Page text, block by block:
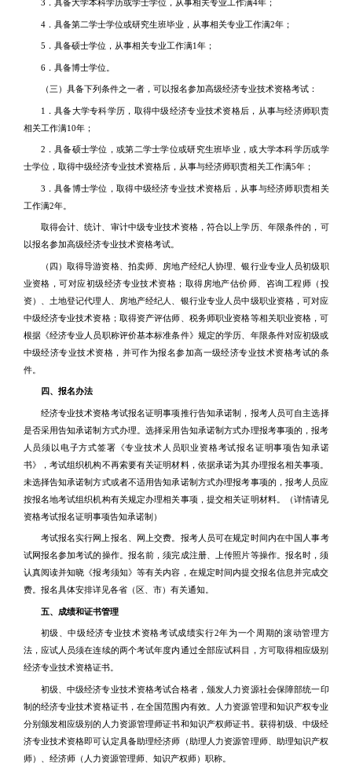
3．具备大学本科学历或学士学位，从事相关专业工作满4年；
4．具备第二学士学位或研究生班毕业，从事相关专业工作满2年；
5．具备硕士学位，从事相关专业工作满1年；
6．具备博士学位。
（三）具备下列条件之一者，可以报名参加高级经济专业技术资格考试：
1．具备大学专科学历，取得中级经济专业技术资格后，从事与经济师职责
相关工作满10年；
2．具备硕士学位，或第二学士学位或研究生班毕业，或大学本科学历或学
士学位，取得中级经济专业技术资格后，从事与经济师职责相关工作满5年；
3．具备博士学位，取得中级经济专业技术资格后，从事与经济师职责相关
工作满2年。
取得会计、统计、审计中级专业技术资格，符合以上学历、年限条件的，可
以报名参加高级经济专业技术资格考试。
（四）取得导游资格、拍卖师、房地产经纪人协理、银行业专业人员初级职
业资格，可对应初级经济专业技术资格；取得房地产估价师、咨询工程师（投
资）、土地登记代理人、房地产经纪人、银行业专业人员中级职业资格，可对应
中级经济专业技术资格；取得资产评估师、税务师职业资格等相关职业资格，可
根据《经济专业人员职称评价基本标准条件》规定的学历、年限条件对应初级或
中级经济专业技术资格，并可作为报名参加高一级经济专业技术资格考试的条
件。
四、报名办法
经济专业技术资格考试报名证明事项推行告知承诺制，报考人员可自主选择
是否采用告知承诺制方式办理。选择采用告知承诺制方式办理报考事项的，报考
人员须以电子方式签署《专业技术人员职业资格考试报名证明事项告知承诺
书》，考试组织机构不再索要有关证明材料，依据承诺为其办理报名相关事项。
未选择告知承诺制方式或者不适用告知承诺制方式办理报考事项的，报考人员应
按报名地考试组织机构有关规定办理相关事项，提交相关证明材料。（详情请见
资格考试报名证明事项告知承诺制）
考试报名实行网上报名、网上交费。报考人员可在规定时间内在中国人事考
试网报名参加考试的操作。报名前，须完成注册、上传照片等操作。报名时，须
认真阅读并知晓《报考须知》等有关内容，在规定时间内提交报名信息并完成交
费。报名具体安排详见各省（区、市）有关通知。
五、成绩和证书管理
初级、中级经济专业技术资格考试成绩实行2年为一个周期的滚动管理方
法，应试人员须在连续的两个考试年度内通过全部应试科目，方可取得相应级别
经济专业技术资格证书。
初级、中级经济专业技术资格考试合格者，颁发人力资源社会保障部统一印
制的经济专业技术资格证书，在全国范围内有效。人力资源管理和知识产权专业
分别颁发相应级别的人力资源管理师证书和知识产权师证书。获得初级、中级经
济专业技术资格即可认定具备助理经济师（助理人力资源管理师、助理知识产权
师）、经济师（人力资源管理师、知识产权师）职称。